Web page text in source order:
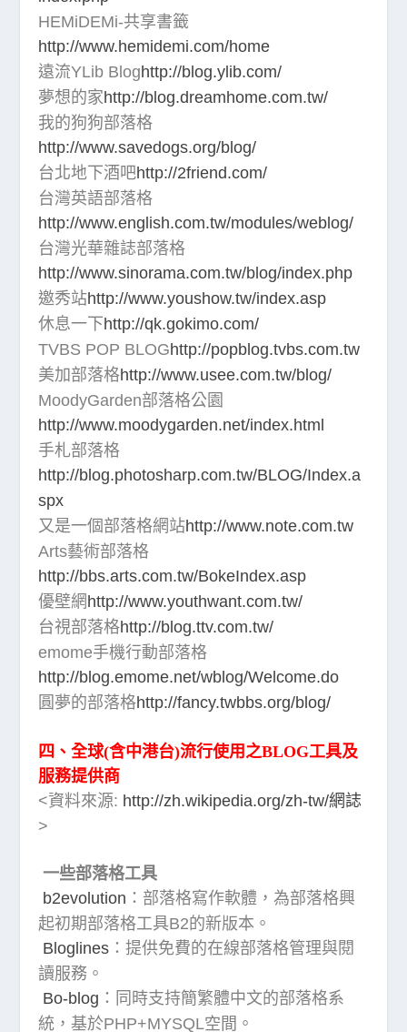
HEMiDEMi-共享書籤
http://www.hemidemi.com/home
遠流YLib Bloghttp://blog.ylib.com/
夢想的家http://blog.dreamhome.com.tw/
我的狗狗部落格
http://www.savedogs.org/blog/
台北地下酒吧http://2friend.com/
台灣英語部落格
http://www.english.com.tw/modules/weblog/
台灣光華雜誌部落格
http://www.sinorama.com.tw/blog/index.php
邀秀站http://www.youshow.tw/index.asp
休息一下 http://qk.gokimo.com/
TVBS POP BLOGhttp://popblog.tvbs.com.tw
美加部落格http://www.usee.com.tw/blog/
MoodyGarden部落格公園
http://www.moodygarden.net/index.html
手札部落格
http://blog.photosharp.com.tw/BLOG/Index.a
spx
又是一個部落格網站http://www.note.com.tw
Arts藝術部落格
http://bbs.arts.com.tw/BokeIndex.asp
優壁網 http://www.youthwant.com.tw/
台視部落格http://blog.ttv.com.tw/
emome手機行動部落格
http://blog.emome.net/wblog/Welcome.do
圓夢的部落格http://fancy.twbbs.org/blog/
四、全球(含中港台)流行使用之BLOG工具及
服務提供商
<資料來源: http://zh.wikipedia.org/zh-tw/網誌
>
一些部落格工具
b2evolution ：部落格寫作軟體，為部落格興
起初期部落格工具B2的新版本。
Bloglines ：提供免費的在線部落格管理與閱
讀服務。
Bo-blog ：同時支持簡繁體中文的部落格系
統，基於PHP+MYSQL空間。